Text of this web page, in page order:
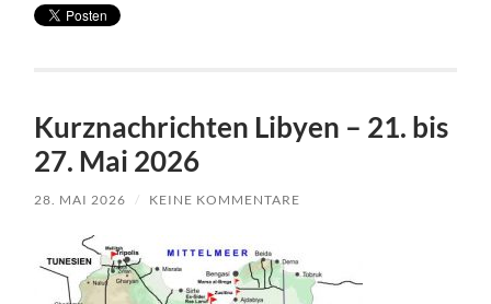
Kurznachrichten Libyen – 21. bis
27. Mai 2026
28. MAI 2026 / KEINE KOMMENTARE